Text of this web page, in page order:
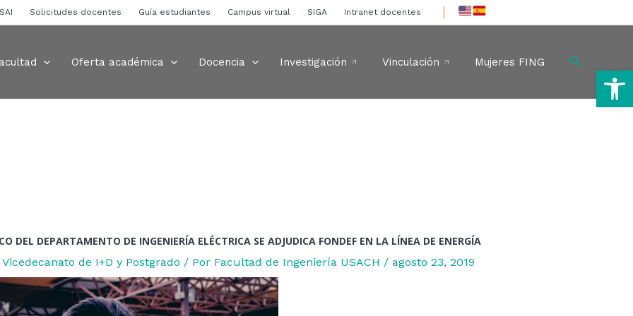
SAI Solicitudes docentes Guía estudiantes Campus virtual SIGA Intranet docentes
Oferta académica Docencia Investigación Vinculación Mujeres FING Buscar
DEL DEPARTAMENTO DE INGENIERÍA ELÉCTRICA SE ADJUDICA FONDEF EN LA LÍNEA DE ENERGÍA
Vicedecanato de I+D y Postgrado / Por Facultad de Ingeniería USACH / agosto 23, 2019